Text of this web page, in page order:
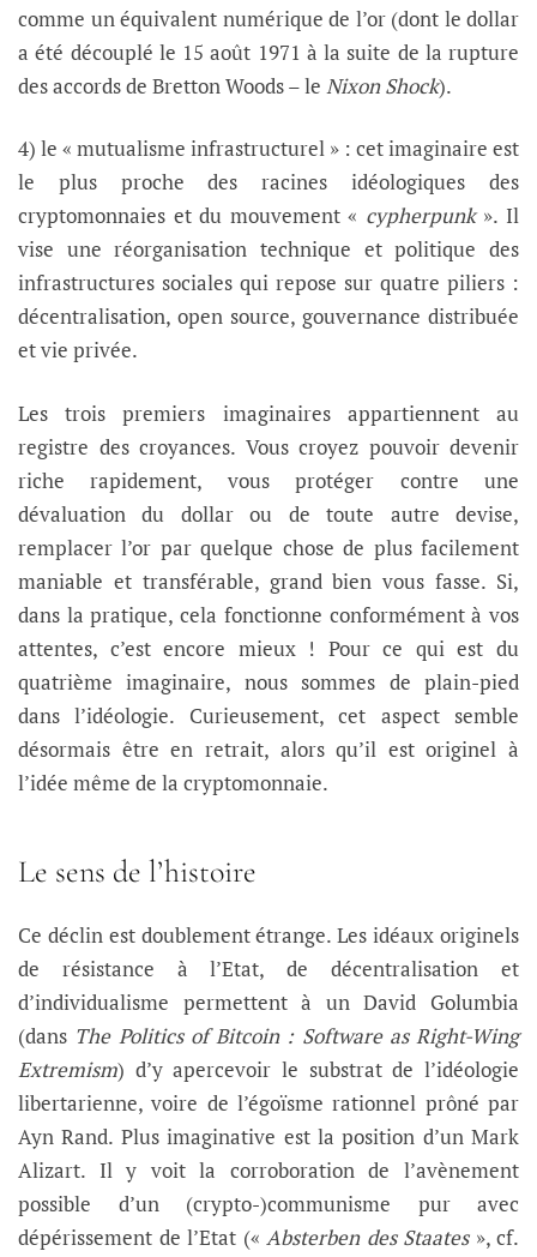
comme un équivalent numérique de l’or (dont le dollar
a été découplé le 15 août 1971 à la suite de la rupture
des accords de Bretton Woods – le Nixon Shock).
4) le « mutualisme infrastructurel » : cet imaginaire est
le plus proche des racines idéologiques des
cryptomonnaies et du mouvement « cypherpunk». Il
vise une réorganisation technique et politique des
infrastructures sociales qui repose sur quatre piliers :
décentralisation, open source, gouvernance distribuée
et vie privée.
Les trois premiers imaginaires appartiennent au
registre des croyances. Vous croyez pouvoir devenir
riche rapidement, vous protéger contre une
dévaluation du dollar ou de toute autre devise,
remplacer l’or par quelque chose de plus facilement
maniable et transférable, grand bien vous fasse. Si,
dans la pratique, cela fonctionne conformément à vos
attentes, c’est encore mieux ! Pour ce qui est du
quatrième imaginaire, nous sommes de plain-pied
dans l’idéologie. Curieusement, cet aspect semble
désormais être en retrait, alors qu’il est originel à
l’idée même de la cryptomonnaie.
Le sens de l’histoire
Ce déclin est doublement étrange. Les idéaux originels
de résistance à l’Etat, de décentralisation et
d’individualisme permettent à un David Golumbia
(dans The Politics of Bitcoin : Software as Right-Wing
Extremism) d’y apercevoir le substrat de l’idéologie
libertarienne, voire de l’égoïsme rationnel prôné par
Ayn Rand. Plus imaginative est la position d’un Mark
Alizart. Il y voit la corroboration de l’avènement
possible d’un (crypto-)communisme pur avec
dépérissement de l’Etat (« Absterben des Staates », cf.